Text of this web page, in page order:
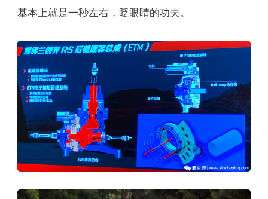
基本上就是一秒左右，眨眼睛的功夫。